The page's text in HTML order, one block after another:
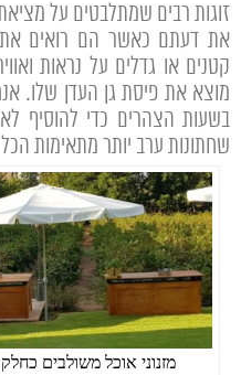
זוגות רבים שמתלבטים על
את דעתם כאשר הם רואים את
קטנים או גדלים על נראות
מוצא את פיסת גן העדן שלו.
בשעות הצהרים כדי להוסיף
שחתונות ערב יותר מתאימות
מזנוני אוכל משולבים